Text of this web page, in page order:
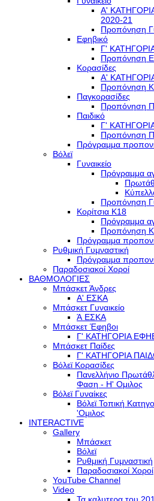
Α'
2020-21
Προπόνηση
Εφηβικό
Γ'
Προπόνηση
Κορασίδες
Α'
Προπόνηση
Παγκορασίδες
Προπόνηση
Παιδικό
Γ'
Προπόνηση
Πρόγραμμα
Βόλεϊ
Γυναικείο
Πρόγραμμα
Προπόνηση
Κορίτσια Κ18
Πρόγραμμα
Προπόνηση
Πρόγραμμα
Ρυθμική Γυμναστική
Πρόγραμμα
Παραδοσιακοί Χοροί
ΒΑΘΜΟΛΟΓΙΕΣ
Μπάσκετ Άνδρες
Α' ΕΣΚΑ
Μπάσκετ Γυναικείο
Ά ΕΣΚΑ
Μπάσκετ Έφηβοι
Γ' ΚΑΤΗΓΟΡΙΑ
Μπάσκετ Παίδες
Γ' ΚΑΤΗΓΟΡΙΑ
Βόλεϊ Κορασίδες
Πανελλήνιο
Φαση - H' Ομιλος
Βόλεϊ Γυναίκες
Βόλεϊ Τοπική
'Ομιλος
INTERACTIVE
Gallery
Μπάσκετ
Βόλεϊ
Ρυθμική Γυμναστική
Παραδοσιακοί Χοροί
YouTube Channel
Video